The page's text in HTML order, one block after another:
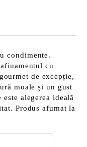
condimente.
cu
de excepție,
moale și un gust
alegerea ideală
Produs afumat la